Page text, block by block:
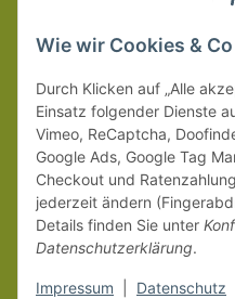
wir innerhalb Deutschland
versandkostenfrei.
Weitere Versanddetails
und Zahlungsbedingungen.
Wie wir Cookies &
Durch Klicken auf „Alle
Einsatz folgender Dienste
Vimeo, ReCaptcha,
Google Ads, Google Tag
Checkout und
jederzeit ändern
Details finden Sie unter
Datenschutzerklärung.
Impressum Datenschutz